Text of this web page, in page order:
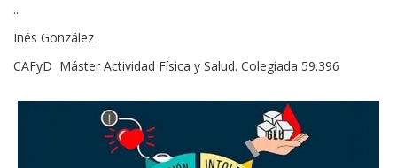
..
Inés González
CAFyD Máster Actividad Física y Salud. Colegiada 59.396